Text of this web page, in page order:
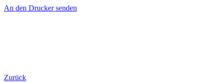
An den Drucker senden
Zurück